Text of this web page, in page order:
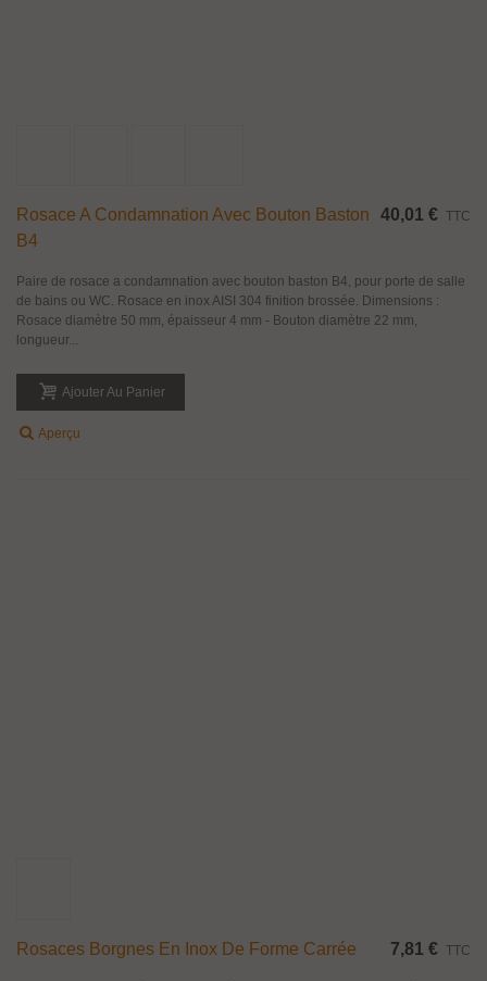
Rosace A Condamnation Avec Bouton Baston
B4
40,01 € TTC
Paire de rosace a condamnation avec bouton baston B4, pour porte de salle
de bains ou WC. Rosace en inox AISI 304 finition brossée. Dimensions :
Rosace diamètre 50 mm, épaisseur 4 mm - Bouton diamètre 22 mm,
longueur...
Ajouter Au Panier
Aperçu
Rosaces Borgnes En Inox De Forme Carrée 7,81 € TTC